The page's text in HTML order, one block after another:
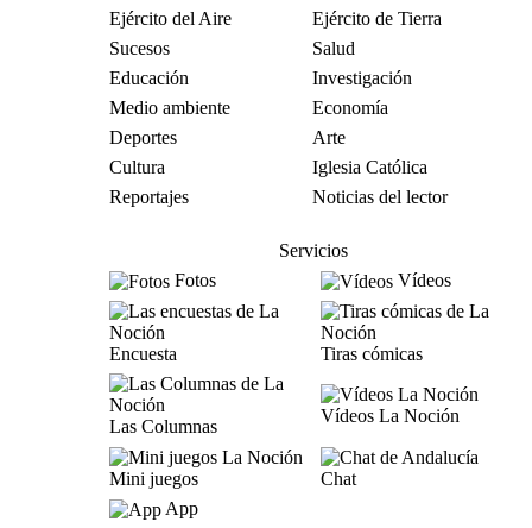
Ejército del Aire
Ejército de Tierra
Sucesos
Salud
Educación
Investigación
Medio ambiente
Economía
Deportes
Arte
Cultura
Iglesia Católica
Reportajes
Noticias del lector
Servicios
Fotos
Vídeos
Encuesta Tiras cómicas
Las Columnas
Vídeos La Noción
Mini juegos
Chat
App